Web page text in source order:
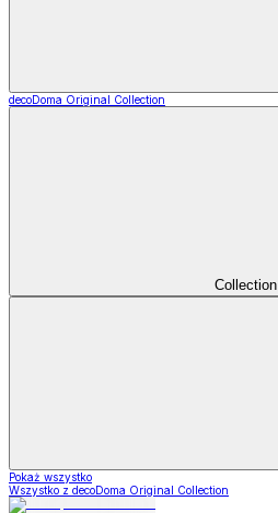
decoDoma Original Collection
Collection
Pokaż wszystko
Wszystko z decoDoma Original Collection